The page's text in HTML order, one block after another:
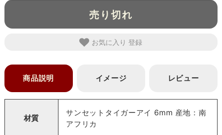
売り切れ
お気に入り
商品説明 イメージ レビュー
材質
サンセットタイガーアイ 6mm 産地：南
アフリカ